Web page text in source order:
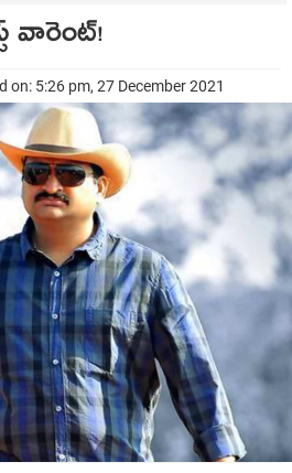
వారెంట్!
on: 5:26 pm, 27 December 2021